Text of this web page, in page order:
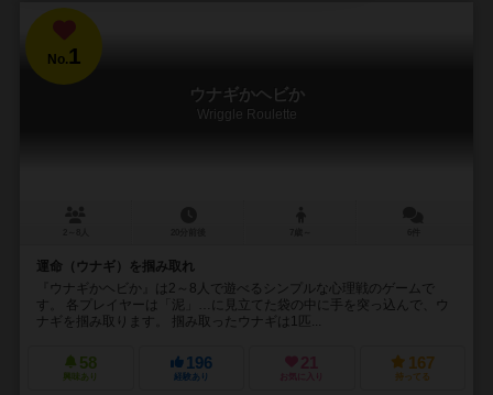
No.1
ウナギかヘビか
Wriggle Roulette
運命（ウナギ）を掴み取れ
『ウナギかヘビか』は2～8人で遊べるシンプルな心理戦のゲームで
す。 各プレイヤーは「泥」…に見立てた袋の中に手を突っ込んで、ウ
ナギを掴み取ります。 掴み取ったウナギは1匹...
58
興味あり
196
経験あり
21
お気に入り
167
持ってる